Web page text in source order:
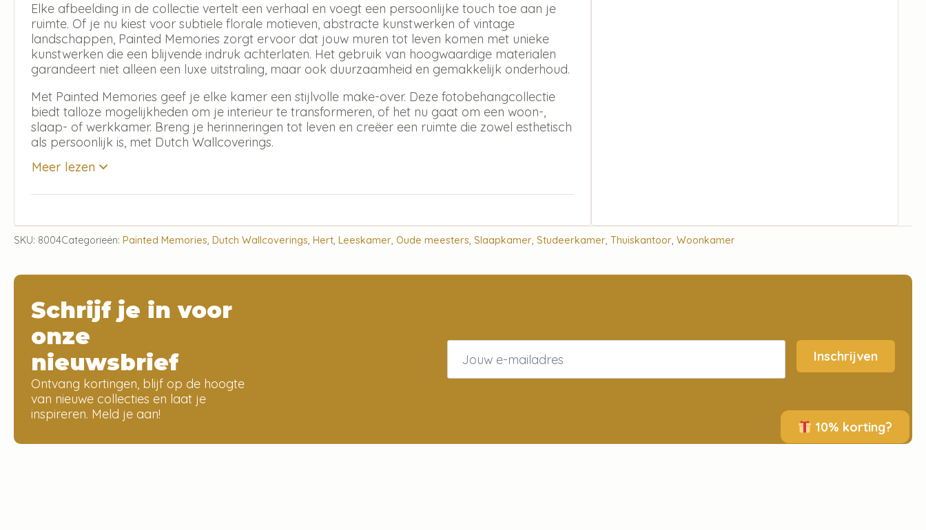
Elke afbeelding in de collectie vertelt een verhaal en voegt een persoonlijke touch toe aan je
ruimte. Of je nu kiest voor subtiele florale motieven, abstracte kunstwerken of vintage
landschappen, Painted Memories zorgt ervoor dat jouw muren tot leven komen met unieke
kunstwerken die een blijvende indruk achterlaten. Het gebruik van hoogwaardige materialen
garandeert niet alleen een luxe uitstraling, maar ook duurzaamheid en gemakkelijk onderhoud.
Met Painted Memories geef je elke kamer een stijlvolle make-over. Deze fotobehangcollectie
biedt talloze mogelijkheden om je interieur te transformeren, of het nu gaat om een woon-,
slaap- of werkkamer. Breng je herinneringen tot leven en creëer een ruimte die zowel esthetisch
als persoonlijk is, met Dutch Wallcoverings.
Meer lezen
SKU: 8004Categorieën: Painted Memories, Dutch Wallcoverings, Hert, Leeskamer, Oude meesters, Slaapkamer, Studeerkamer, Thuiskantoor, Woonkamer
10% korting?
Schrijf je in voor
onze
nieuwsbrief
Ontvang kortingen, blijf op de hoogte
van nieuwe collecties en laat je
inspireren. Meld je aan!
Email
Inschrijven